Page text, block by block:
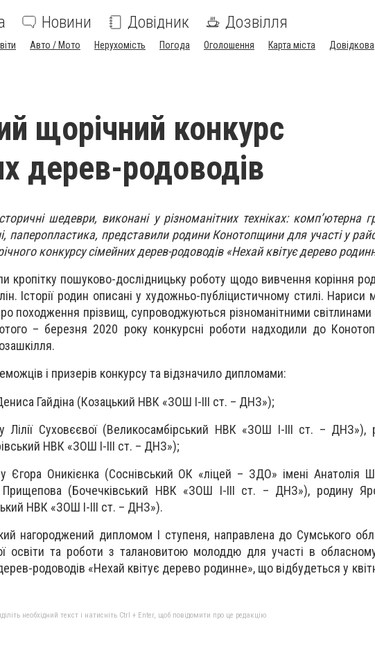
Новини Довідник Дозвілля
Авто / Мото Нерухомість Погода Оголошення Карта міста Довідкова
щорічний конкурс
дерев-родоводів
шедеври, виконані у різноманітних техніках: комп’ютерна
паперопластика, представили родини Конотопщини для участі у
конкурсу сімейних дерев-родоводів «Нехай квітує дерево
кропітку пошуково-дослідницьку роботу щодо вивчення коріння
Історії родин описані у художньо-публіцистичному стилі. Нариси
походження прізвищ, супроводжуються різноманітними світлинами
– березня 2020 року конкурсні роботи надходили до
і призерів конкурсу та відзначило дипломами:
Гайдіна (Козацький НВК «ЗОШ І-ІІІ ст. – ДНЗ»);
Лілії Суховєєвої (Великосамбірський НВК «ЗОШ І-ІІІ ст. – ДНЗ»),
НВК «ЗОШ І-ІІІ ст. – ДНЗ»);
Єгора Оникієнка (Соснівський ОК «ліцей – ЗДО» імені Анатолія
Прищепова (Бочечківський НВК «ЗОШ І-ІІІ ст. – ДНЗ»), родину
НВК «ЗОШ І-ІІІ ст. – ДНЗ»).
нагороджений дипломом І ступеня, направлена до Сумського
освіти та роботи з талановитою молоддю для участі в
родоводів «Нехай квітує дерево родинне», що відбудеться у
необхідний текст і натисніть Ctrl + Enter, щоб повідомити про це редакцію